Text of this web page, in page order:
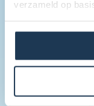
verzameld op
Schrijf je in op